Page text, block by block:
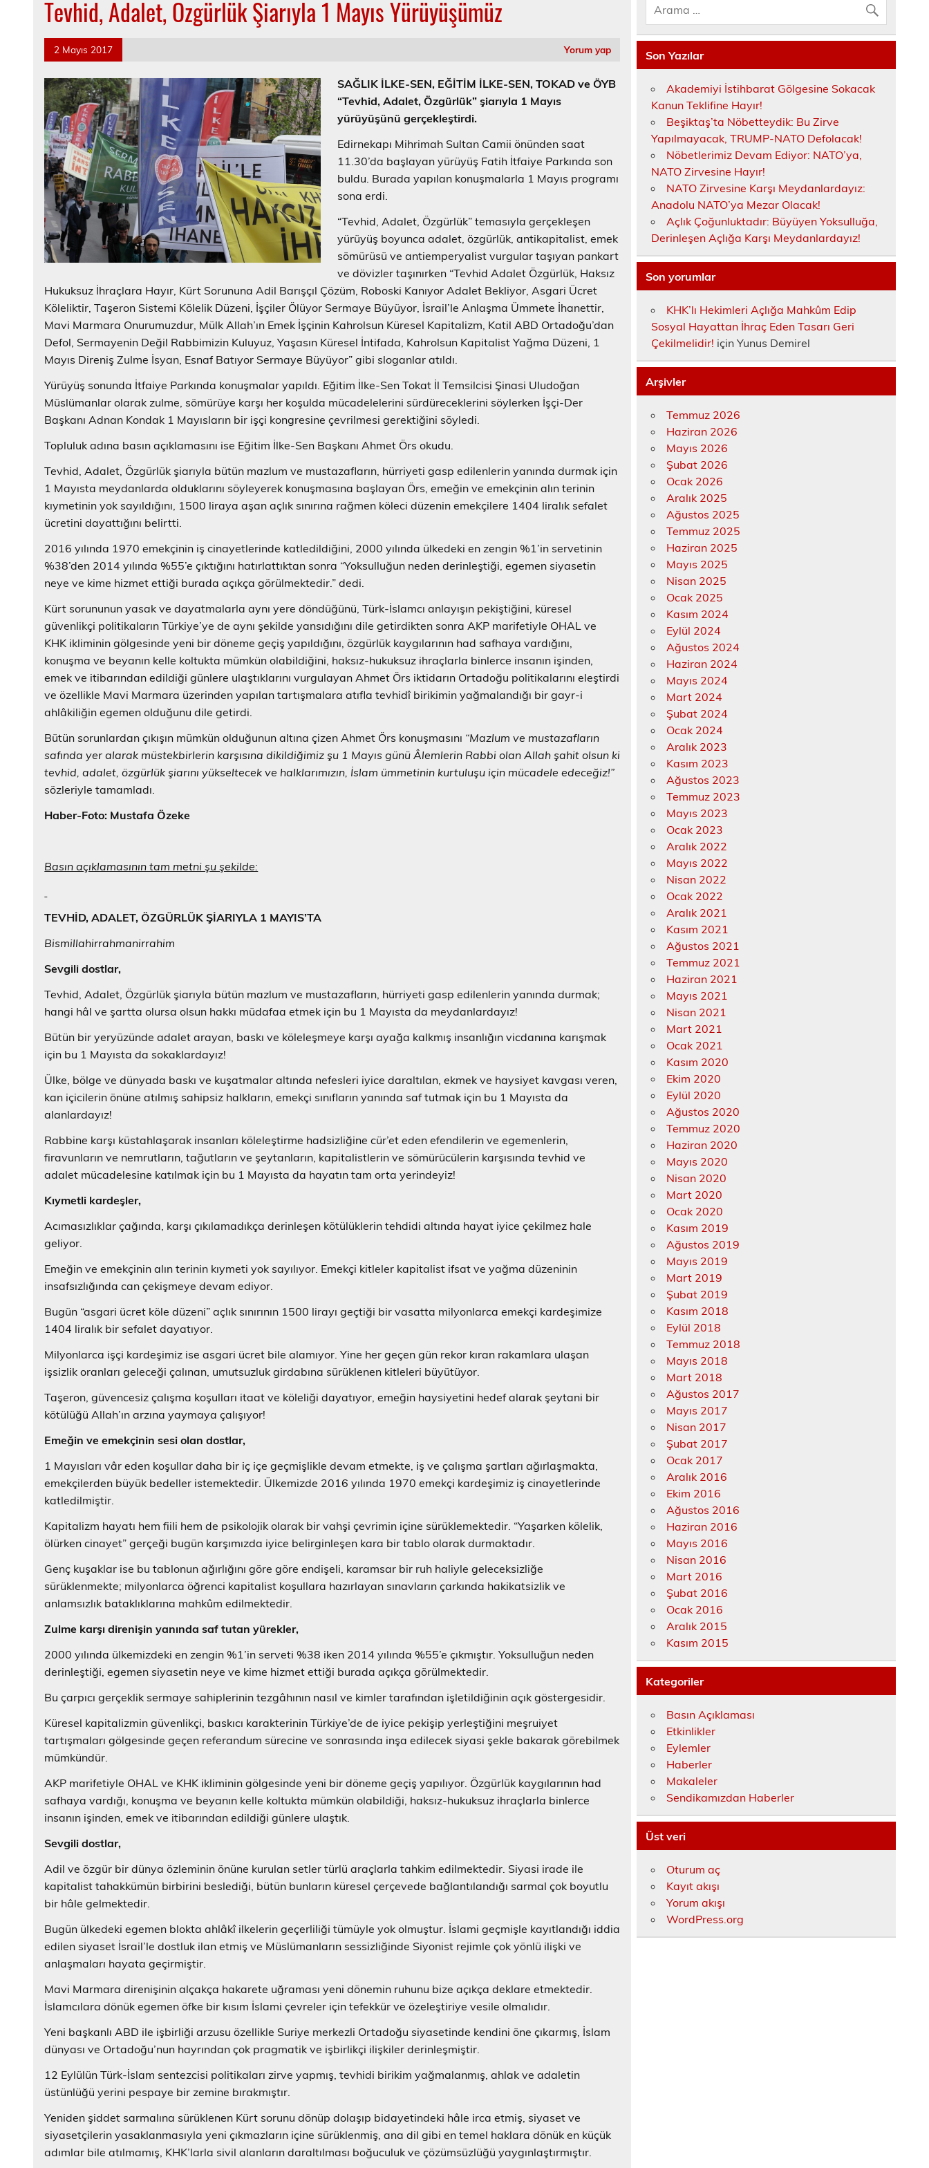
Tevhid, Adalet, Özgürlük Şiarıyla 1 Mayıs Yürüyüşümüz
2 Mayıs 2017 Yorum yap
SAĞLIK İLKE-SEN, EĞİTİM İLKE-SEN, TOKAD ve ÖYB
“Tevhid, Adalet, Özgürlük” şiarıyla 1 Mayıs
yürüyüşünü gerçekleştirdi.
Edirnekapı Mihrimah Sultan Camii önünden saat
11.30’da başlayan yürüyüş Fatih İtfaiye Parkında son
buldu. Burada yapılan konuşmalarla 1 Mayıs programı
sona erdi.
“Tevhid, Adalet, Özgürlük” temasıyla gerçekleşen
yürüyüş boyunca adalet, özgürlük, antikapitalist, emek
sömürüsü ve antiemperyalist vurgular taşıyan pankart
ve dövizler taşınırken “Tevhid Adalet Özgürlük, Haksız
Hukuksuz İhraçlara Hayır, Kürt Sorununa Adil Barışçıl Çözüm, Roboski Kanıyor Adalet Bekliyor, Asgari Ücret
Köleliktir, Taşeron Sistemi Kölelik Düzeni, İşçiler Ölüyor Sermaye Büyüyor, İsrail’le Anlaşma Ümmete İhanettir,
Mavi Marmara Onurumuzdur, Mülk Allah’ın Emek İşçinin Kahrolsun Küresel Kapitalizm, Katil ABD Ortadoğu’dan
Defol, Sermayenin Değil Rabbimizin Kuluyuz, Yaşasın Küresel İntifada, Kahrolsun Kapitalist Yağma Düzeni, 1
Mayıs Direniş Zulme İsyan, Esnaf Batıyor Sermaye Büyüyor” gibi sloganlar atıldı.
Yürüyüş sonunda İtfaiye Parkında konuşmalar yapıldı. Eğitim İlke-Sen Tokat İl Temsilcisi Şinasi Uludoğan
Müslümanlar olarak zulme, sömürüye karşı her koşulda mücadelelerini sürdüreceklerini söylerken İşçi-Der
Başkanı Adnan Kondak 1 Mayısların bir işçi kongresine çevrilmesi gerektiğini söyledi.
Topluluk adına basın açıklamasını ise Eğitim İlke-Sen Başkanı Ahmet Örs okudu.
Tevhid, Adalet, Özgürlük şiarıyla bütün mazlum ve mustazafların, hürriyeti gasp edilenlerin yanında durmak için
1 Mayısta meydanlarda olduklarını söyleyerek konuşmasına başlayan Örs, emeğin ve emekçinin alın terinin
kıymetinin yok sayıldığını, 1500 liraya aşan açlık sınırına rağmen köleci düzenin emekçilere 1404 liralık sefalet
ücretini dayattığını belirtti.
2016 yılında 1970 emekçinin iş cinayetlerinde katledildiğini, 2000 yılında ülkedeki en zengin %1’in servetinin
%38’den 2014 yılında %55’e çıktığını hatırlattıktan sonra “Yoksulluğun neden derinleştiği, egemen siyasetin
neye ve kime hizmet ettiği burada açıkça görülmektedir.” dedi.
Kürt sorununun yasak ve dayatmalarla aynı yere döndüğünü, Türk-İslamcı anlayışın pekiştiğini, küresel
güvenlikçi politikaların Türkiye’ye de aynı şekilde yansıdığını dile getirdikten sonra AKP marifetiyle OHAL ve
KHK ikliminin gölgesinde yeni bir döneme geçiş yapıldığını, özgürlük kaygılarının had safhaya vardığını,
konuşma ve beyanın kelle koltukta mümkün olabildiğini, haksız-hukuksuz ihraçlarla binlerce insanın işinden,
emek ve itibarından edildiği günlere ulaştıklarını vurgulayan Ahmet Örs iktidarın Ortadoğu politikalarını eleştirdi
ve özellikle Mavi Marmara üzerinden yapılan tartışmalara atıfla tevhidî birikimin yağmalandığı bir gayr-i
ahlâkiliğin egemen olduğunu dile getirdi.
Bütün sorunlardan çıkışın mümkün olduğunun altına çizen Ahmet Örs konuşmasını “Mazlum ve mustazafların
safında yer alarak müstekbirlerin karşısına dikildiğimiz şu 1 Mayıs günü Âlemlerin Rabbi olan Allah şahit olsun ki
tevhid, adalet, özgürlük şiarını yükseltecek ve halklarımızın, İslam ümmetinin kurtuluşu için mücadele edeceğiz!”
sözleriyle tamamladı.
Haber-Foto: Mustafa Özeke
Basın açıklamasının tam metni şu şekilde:
TEVHİD, ADALET, ÖZGÜRLÜK ŞİARIYLA 1 MAYIS’TA
Bismillahirrahmanirrahim
Sevgili dostlar,
Tevhid, Adalet, Özgürlük şiarıyla bütün mazlum ve mustazafların, hürriyeti gasp edilenlerin yanında durmak;
hangi hâl ve şartta olursa olsun hakkı müdafaa etmek için bu 1 Mayısta da meydanlardayız!
Bütün bir yeryüzünde adalet arayan, baskı ve köleleşmeye karşı ayağa kalkmış insanlığın vicdanına karışmak
için bu 1 Mayısta da sokaklardayız!
Ülke, bölge ve dünyada baskı ve kuşatmalar altında nefesleri iyice daraltılan, ekmek ve haysiyet kavgası veren,
kan içicilerin önüne atılmış sahipsiz halkların, emekçi sınıfların yanında saf tutmak için bu 1 Mayısta da
alanlardayız!
Rabbine karşı küstahlaşarak insanları köleleştirme hadsizliğine cür’et eden efendilerin ve egemenlerin,
firavunların ve nemrutların, tağutların ve şeytanların, kapitalistlerin ve sömürücülerin karşısında tevhid ve
adalet mücadelesine katılmak için bu 1 Mayısta da hayatın tam orta yerindeyiz!
Kıymetli kardeşler,
Acımasızlıklar çağında, karşı çıkılamadıkça derinleşen kötülüklerin tehdidi altında hayat iyice çekilmez hale
geliyor.
Emeğin ve emekçinin alın terinin kıymeti yok sayılıyor. Emekçi kitleler kapitalist ifsat ve yağma düzeninin
insafsızlığında can çekişmeye devam ediyor.
Bugün “asgari ücret köle düzeni” açlık sınırının 1500 lirayı geçtiği bir vasatta milyonlarca emekçi kardeşimize
1404 liralık bir sefalet dayatıyor.
Milyonlarca işçi kardeşimiz ise asgari ücret bile alamıyor. Yine her geçen gün rekor kıran rakamlara ulaşan
işsizlik oranları geleceği çalınan, umutsuzluk girdabına sürüklenen kitleleri büyütüyor.
Taşeron, güvencesiz çalışma koşulları itaat ve köleliği dayatıyor, emeğin haysiyetini hedef alarak şeytani bir
kötülüğü Allah’ın arzına yaymaya çalışıyor!
Emeğin ve emekçinin sesi olan dostlar,
1 Mayısları vâr eden koşullar daha bir iç içe geçmişlikle devam etmekte, iş ve çalışma şartları ağırlaşmakta,
emekçilerden büyük bedeller istemektedir. Ülkemizde 2016 yılında 1970 emekçi kardeşimiz iş cinayetlerinde
katledilmiştir.
Kapitalizm hayatı hem fiili hem de psikolojik olarak bir vahşi çevrimin içine sürüklemektedir. “Yaşarken kölelik,
ölürken cinayet” gerçeği bugün karşımızda iyice belirginleşen kara bir tablo olarak durmaktadır.
Genç kuşaklar ise bu tablonun ağırlığını göre göre endişeli, karamsar bir ruh haliyle geleceksizliğe
sürüklenmekte; milyonlarca öğrenci kapitalist koşullara hazırlayan sınavların çarkında hakikatsizlik ve
anlamsızlık bataklıklarına mahkûm edilmektedir.
Zulme karşı direnişin yanında saf tutan yürekler,
2000 yılında ülkemizdeki en zengin %1’in serveti %38 iken 2014 yılında %55’e çıkmıştır. Yoksulluğun neden
derinleştiği, egemen siyasetin neye ve kime hizmet ettiği burada açıkça görülmektedir.
Bu çarpıcı gerçeklik sermaye sahiplerinin tezgâhının nasıl ve kimler tarafından işletildiğinin açık göstergesidir.
Küresel kapitalizmin güvenlikçi, baskıcı karakterinin Türkiye’de de iyice pekişip yerleştiğini meşruiyet
tartışmaları gölgesinde geçen referandum sürecine ve sonrasında inşa edilecek siyasi şekle bakarak görebilmek
mümkündür.
AKP marifetiyle OHAL ve KHK ikliminin gölgesinde yeni bir döneme geçiş yapılıyor. Özgürlük kaygılarının had
safhaya vardığı, konuşma ve beyanın kelle koltukta mümkün olabildiği, haksız-hukuksuz ihraçlarla binlerce
insanın işinden, emek ve itibarından edildiği günlere ulaştık.
Sevgili dostlar,
Adil ve özgür bir dünya özleminin önüne kurulan setler türlü araçlarla tahkim edilmektedir. Siyasi irade ile
kapitalist tahakkümün birbirini beslediği, bütün bunların küresel çerçevede bağlantılandığı sarmal çok boyutlu
bir hâle gelmektedir.
Bugün ülkedeki egemen blokta ahlâkî ilkelerin geçerliliği tümüyle yok olmuştur. İslami geçmişle kayıtlandığı iddia
edilen siyaset İsrail’le dostluk ilan etmiş ve Müslümanların sessizliğinde Siyonist rejimle çok yönlü ilişki ve
anlaşmaları hayata geçirmiştir.
Mavi Marmara direnişinin alçakça hakarete uğraması yeni dönemin ruhunu bize açıkça deklare etmektedir.
İslamcılara dönük egemen öfke bir kısım İslami çevreler için tefekkür ve özeleştiriye vesile olmalıdır.
Yeni başkanlı ABD ile işbirliği arzusu özellikle Suriye merkezli Ortadoğu siyasetinde kendini öne çıkarmış, İslam
dünyası ve Ortadoğu’nun hayrından çok pragmatik ve işbirlikçi ilişkiler derinleşmiştir.
12 Eylülün Türk-İslam sentezcisi politikaları zirve yapmış, tevhidi birikim yağmalanmış, ahlak ve adaletin
üstünlüğü yerini pespaye bir zemine bırakmıştır.
Yeniden şiddet sarmalına sürüklenen Kürt sorunu dönüp dolaşıp bidayetindeki hâle irca etmiş, siyaset ve
siyasetçilerin yasaklanmasıyla yeni çıkmazların içine sürüklenmiş, ana dil gibi en temel haklara dönük en küçük
adımlar bile atılmamış, KHK’larla sivil alanların daraltılması boğuculuk ve çözümsüzlüğü yaygınlaştırmıştır.
Son Yazılar
Akademiyi İstihbarat Gölgesine Sokacak
Kanun Teklifine Hayır!
Beşiktaş’ta Nöbetteydik: Bu Zirve
Yapılmayacak, TRUMP-NATO Defolacak!
Nöbetlerimiz Devam Ediyor: NATO’ya,
NATO Zirvesine Hayır!
NATO Zirvesine Karşı Meydanlardayız:
Anadolu NATO’ya Mezar Olacak!
Açlık Çoğunluktadır: Büyüyen Yoksulluğa,
Derinleşen Açlığa Karşı Meydanlardayız!
Son yorumlar
KHK’lı Hekimleri Açlığa Mahkûm Edip
Sosyal Hayattan İhraç Eden Tasarı Geri
Çekilmelidir! içinYunus Demirel
Arşivler
Temmuz 2026
Haziran 2026
Mayıs 2026
Şubat 2026
Ocak 2026
Aralık 2025
Ağustos 2025
Temmuz 2025
Haziran 2025
Mayıs 2025
Nisan 2025
Ocak 2025
Kasım 2024
Eylül 2024
Ağustos 2024
Haziran 2024
Mayıs 2024
Mart 2024
Şubat 2024
Ocak 2024
Aralık 2023
Kasım 2023
Ağustos 2023
Temmuz 2023
Mayıs 2023
Ocak 2023
Aralık 2022
Mayıs 2022
Nisan 2022
Ocak 2022
Aralık 2021
Kasım 2021
Ağustos 2021
Temmuz 2021
Haziran 2021
Mayıs 2021
Nisan 2021
Mart 2021
Ocak 2021
Kasım 2020
Ekim 2020
Eylül 2020
Ağustos 2020
Temmuz 2020
Haziran 2020
Mayıs 2020
Nisan 2020
Mart 2020
Ocak 2020
Kasım 2019
Ağustos 2019
Mayıs 2019
Mart 2019
Şubat 2019
Kasım 2018
Eylül 2018
Temmuz 2018
Mayıs 2018
Mart 2018
Ağustos 2017
Mayıs 2017
Nisan 2017
Şubat 2017
Ocak 2017
Aralık 2016
Ekim 2016
Ağustos 2016
Haziran 2016
Mayıs 2016
Nisan 2016
Mart 2016
Şubat 2016
Ocak 2016
Aralık 2015
Kasım 2015
Kategoriler
Basın Açıklaması
Etkinlikler
Eylemler
Haberler
Makaleler
Sendikamızdan Haberler
Üst veri
Oturum aç
Kayıt akışı
Yorum akışı
WordPress.org